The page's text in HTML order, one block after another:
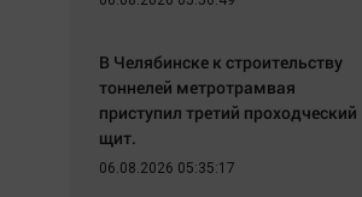
В Челябинске к строительству
тоннелей метротрамвая
приступил третий проходческий
щит.
06.08.2026 05:35:17